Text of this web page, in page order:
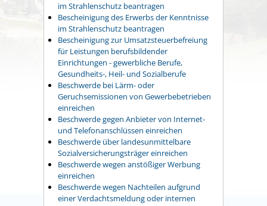
im Strahlenschutz beantragen
Bescheinigung des Erwerbs der Kenntnisse
im Strahlenschutz beantragen
Bescheinigung zur Umsatzsteuerbefreiung
für Leistungen berufsbildender
Einrichtungen - gewerbliche Berufe,
Gesundheits-, Heil- und Sozialberufe
Beschwerde bei Lärm- oder
Geruchsemissionen von Gewerbebetrieben
einreichen
Beschwerde gegen Anbieter von Internet-
und Telefonanschlüssen einreichen
Beschwerde über landesunmittelbare
Sozialversicherungsträger einreichen
Beschwerde wegen anstößiger Werbung
einreichen
Beschwerde wegen Nachteilen aufgrund
einer Verdachtsmeldung oder internen